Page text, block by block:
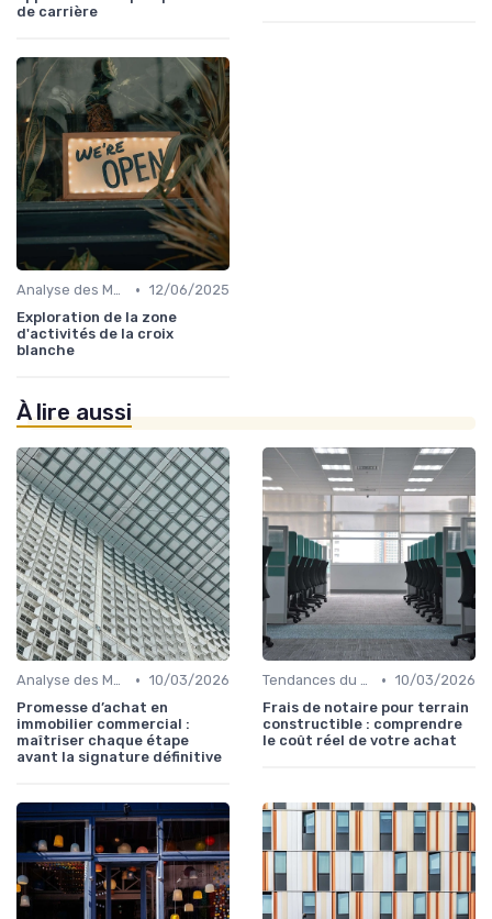
de carrière
Analyse des Marchés Locaux et Globaux • 12/06/2025
Exploration de la zone
d'activités de la croix
blanche
À lire aussi
Analyse des Marchés Locaux et Globaux • 10/03/2026
Promesse d’achat en
immobilier commercial :
maîtriser chaque étape
avant la signature définitive
Tendances du Marché Immobilier Commercial • 10/03/2026
Frais de notaire pour terrain
constructible : comprendre
le coût réel de votre achat